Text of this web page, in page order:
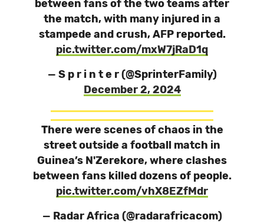
between fans of the two teams after
the match, with many injured in a
stampede and crush, AFP reported.
pic.twitter.com/mxW7jRaD1q
— S p r i n t e r (@SprinterFamily)
December 2, 2024
There were scenes of chaos in the
street outside a football match in
Guinea’s N'Zerekore, where clashes
between fans killed dozens of people.
pic.twitter.com/vhX8EZfMdr
— Radar Africa (@radarafricacom)